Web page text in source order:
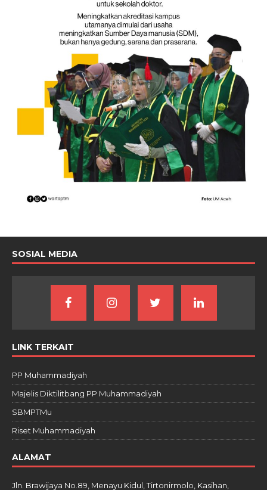
SOSIAL MEDIA
LINK TERKAIT
PP Muhammadiyah
Majelis Diktilitbang PP Muhammadiyah
SBMPTMu
Riset Muhammadiyah
ALAMAT
Jln. Brawijaya No.89, Menayu Kidul, Tirtonirmolo, Kasihan,